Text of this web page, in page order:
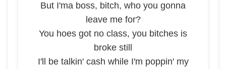
But I'ma boss, bitch, who you gonna
leave me for?
You hoes got no class, you bitches is
broke still
I'll be talkin' cash while I'm poppin' my